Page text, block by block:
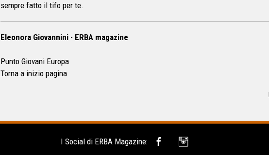
sempre fatto il tifo per te.
Eleonora Giovannini- ERBA magazine
Punto Giovani Europa
Torna a inizio pagina
I Social di ERBA Magazine: